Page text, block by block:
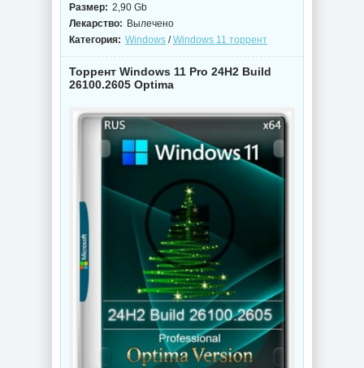
Размер: 2,90 Gb
Лекарство: Вылечено
Категория: Windows /Windows 11 торрент
Торрент Windows 11 Pro 24H2 Build
26100.2605 Optima